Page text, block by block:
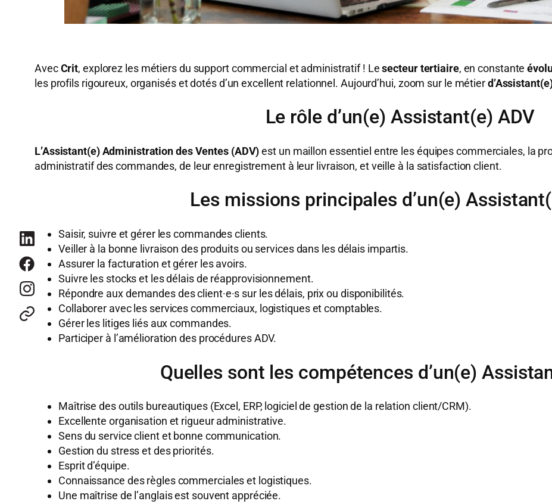
AvecCrit, explorez les métiers du support commercial et administratif ! Lesecteur tertiaire, en constante
les profils rigoureux, organisés et dotés d’un excellent relationnel. Aujourd’hui, zoom sur le métier
Le rôle d’un(e) Assistant(e) ADV
L’Assistant(e) Administration des Ventes (ADV)est un maillon essentiel entre les équipes commerciales, la
administratif des commandes, de leur enregistrement à leur livraison, et veille à la satisfaction client.
Les missions principales d’un(e)
Saisir, suivre et gérer les commandes clients.
Veiller à la bonne livraison des produits ou services dans les délais impartis.
Assurer la facturation et gérer les avoirs.
Suivre les stocks et les délais de réapprovisionnement.
Répondre aux demandes des client·e·s sur les délais, prix ou disponibilités.
Collaborer avec les services commerciaux, logistiques et comptables.
Gérer les litiges liés aux commandes.
Participer à l’amélioration des procédures ADV.
Quelles sont les compétences d’un(e)
Maîtrise des outils bureautiques (Excel, ERP, logiciel de gestion de la relation client/CRM).
Excellente organisation et rigueur administrative.
Sens du service client et bonne communication.
Gestion du stress et des priorités.
Esprit d’équipe.
Connaissance des règles commerciales et logistiques.
Une maîtrise de l’anglais est souvent appréciée.